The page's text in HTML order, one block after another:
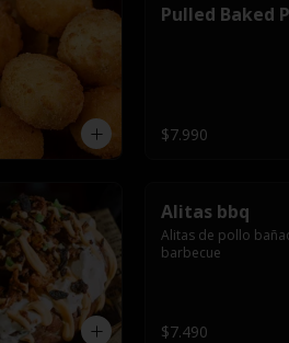
Pulled Baked
$7.990
Alitas bbq
Alitas de pollo
barbecue
$7.490